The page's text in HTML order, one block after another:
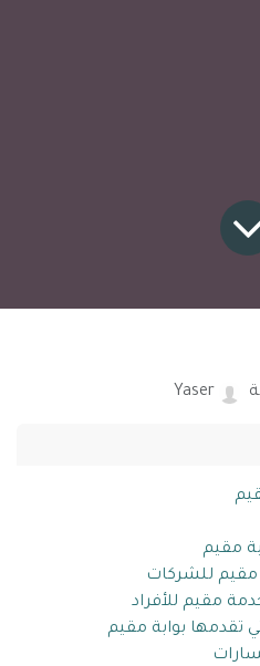
Yaser
مقيم
مقيم للشركات
مقيم للأفراد
تقدمها بوابة مقيم